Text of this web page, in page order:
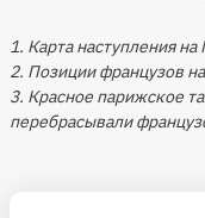
1. Карта наступления
2. Позиции французов
3. Красное парижское
перебрасывали